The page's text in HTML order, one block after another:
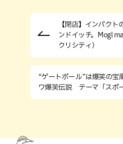
【閉店】インパクト
ンドイッチ。Mogl
クリシティ）
“ゲートボール”は爆笑の宝
ワ爆笑伝説 テーマ「スポ